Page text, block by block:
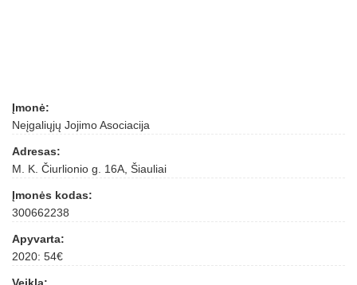
Įmonė:
Neįgaliųjų Jojimo Asociacija
Adresas:
M. K. Čiurlionio g. 16A, Šiauliai
Įmonės kodas:
300662238
Apyvarta:
2020: 54€